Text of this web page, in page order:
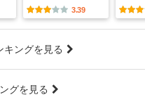
3.39
キングを見る
グを見る